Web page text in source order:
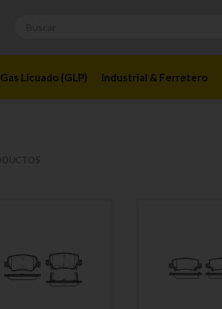
Gas Licuado (GLP) Industrial & Ferretero